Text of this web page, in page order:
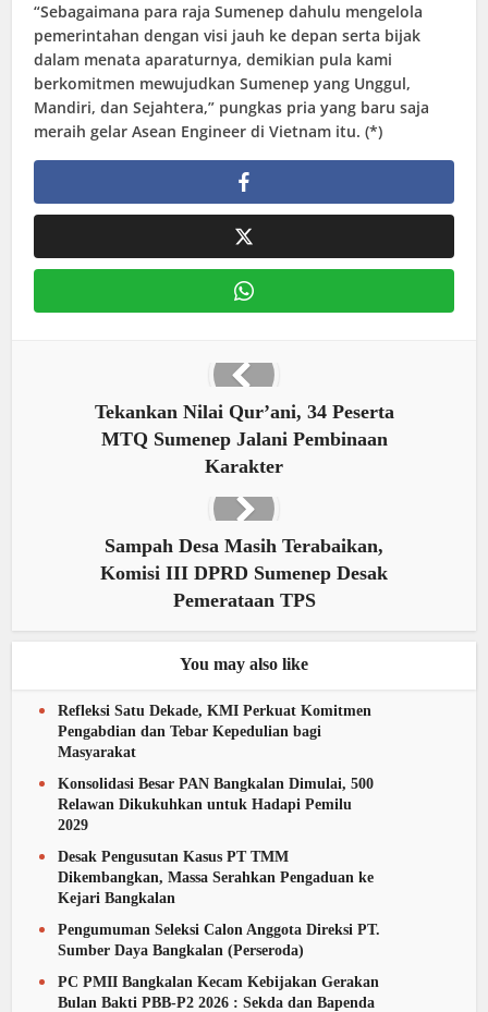
“Sebagaimana para raja Sumenep dahulu mengelola
pemerintahan dengan visi jauh ke depan serta bijak
dalam menata aparaturnya, demikian pula kami
berkomitmen mewujudkan Sumenep yang Unggul,
Mandiri, dan Sejahtera,” pungkas pria yang baru saja
meraih gelar Asean Engineer di Vietnam itu. (*)
Tekankan Nilai Qur’ani, 34 Peserta
MTQ Sumenep Jalani Pembinaan
Karakter
Sampah Desa Masih Terabaikan,
Komisi III DPRD Sumenep Desak
Pemerataan TPS
You may also like
Refleksi Satu Dekade, KMI Perkuat Komitmen
Pengabdian dan Tebar Kepedulian bagi
Masyarakat
Konsolidasi Besar PAN Bangkalan Dimulai, 500
Relawan Dikukuhkan untuk Hadapi Pemilu
2029
Desak Pengusutan Kasus PT TMM
Dikembangkan, Massa Serahkan Pengaduan ke
Kejari Bangkalan
Pengumuman Seleksi Calon Anggota Direksi PT.
Sumber Daya Bangkalan (Perseroda)
PC PMII Bangkalan Kecam Kebijakan Gerakan
Bulan Bakti PBB-P2 2026 : Sekda dan Bapenda